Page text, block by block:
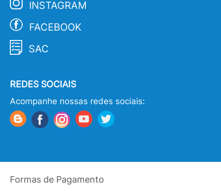
INSTAGRAM
FACEBOOK
SAC
REDES SOCIAIS
Acompanhe nossas redes sociais:
Formas de Pagamento